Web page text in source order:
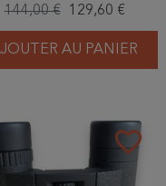
144,00 € 129,60 €
AU PANIER
favorite_border